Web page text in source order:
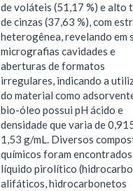
de voláteis (51,17 %) e alto
de cinzas (37,63 %), com
heterogênea, revelando em
micrografias cavidades e
aberturas de formatos
irregulares, indicando a
do material como
bio-óleo possui pH ácido e
densidade que varia de
1,53 g/mL. Diversos
químicos foram
líquido pirolítico
alifáticos, hidrocarbonetos